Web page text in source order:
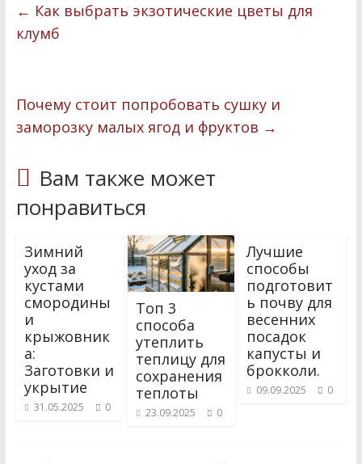
b
o
t
t
п
р
и
ь
← Как выбрать экзотические цветы для
клумб
Почему стоит попробовать сушку и
заморозку малых ягод и фруктов →
Вам также может
понравиться
Зимний
уход за
кустами
смородины
и
крыжовник
а:
Заготовки и
укрытие
31.05.2025 0
Топ 3
способа
утеплить
теплицу для
сохранения
теплоты
23.09.2025 0
Лучшие
способы
подготовит
ь почву для
весенних
посадок
капусты и
брокколи.
09.09.2025 0